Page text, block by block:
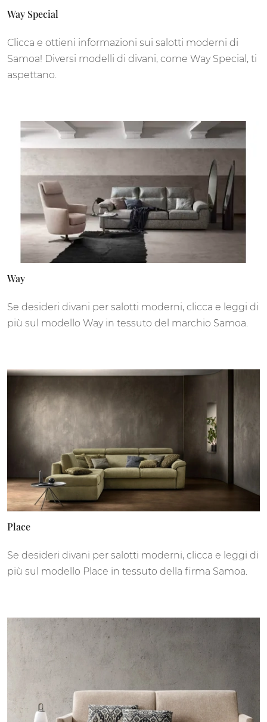
Way Special
Clicca e ottieni informazioni sui salotti moderni di
Samoa! Diversi modelli di divani, come Way Special, ti
aspettano.
Way
Se desideri divani per salotti moderni, clicca e leggi di
più sul modello Way in tessuto del marchio Samoa.
Place
Se desideri divani per salotti moderni, clicca e leggi di
più sul modello Place in tessuto della firma Samoa.